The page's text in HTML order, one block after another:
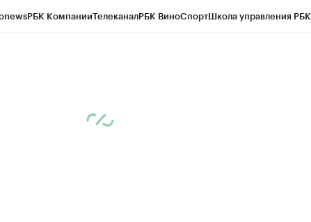
РБК КомпанииТелеканалРБК ВиноСпортШкола управления РБК